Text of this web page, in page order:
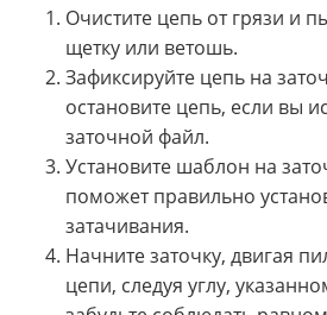
Очистите цепь от грязи и
щетку или ветошь.
Зафиксируйте цепь на
остановите цепь, если вы
заточной файл.
Установите шаблон на
поможет правильно
затачивания.
Начните заточку, двигая
цепи, следуя углу,